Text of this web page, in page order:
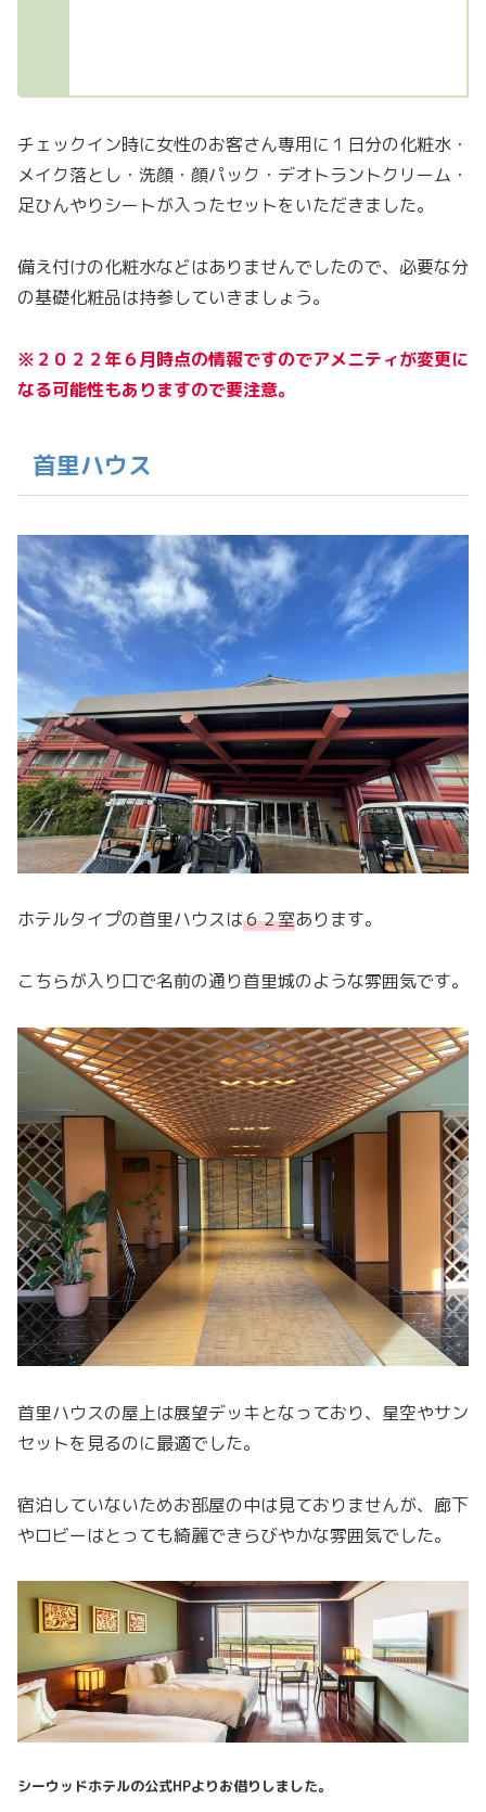
チェックイン時に女性のお客さん専用に１日分の化粧水・
メイク落とし・洗顔・顔パック・デオトラントクリーム・
足ひんやりシートが入ったセットをいただきました。
備え付けの化粧水などはありませんでしたので、必要な分
の基礎化粧品は持参していきましょう。
※ ２０２２年６月時点の情報ですのでアメニティが変更に
なる可能性もありますので要注意。
首里ハウス
ホテルタイプの首里ハウスは６２室あります。
こちらが入り口で名前の通り首里城のような雰囲気です。
首里ハウスの屋上は展望デッキとなっており、星空やサン
セットを見るのに最適でした。
宿泊していないためお部屋の中は見ておりませんが、廊下
やロビーはとっても綺麗できらびやかな雰囲気でした。
シーウッドホテルの公式HPよりお借りしました。